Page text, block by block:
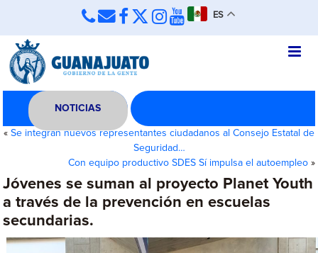
ES
NOTICIAS
« Se integran nuevos representantes ciudadanos al Consejo Estatal de
Seguridad…
Con equipo productivo SDES Sí impulsa el autoempleo»
Jóvenes se suman al proyecto Planet Youth
a través de la prevención en escuelas
secundarias.